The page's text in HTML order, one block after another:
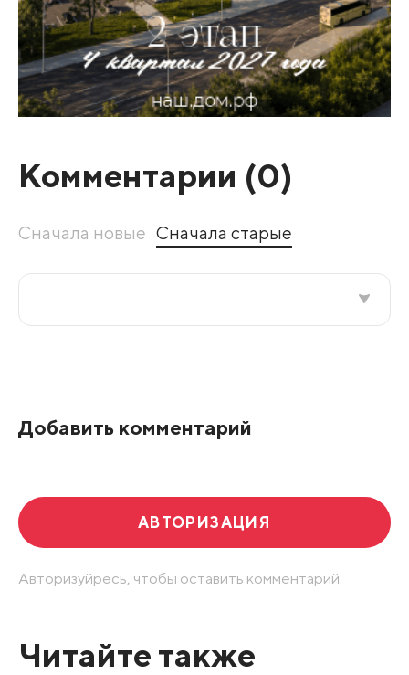
Комментарии (0)
Сначала новые Сначала старые
Добавить комментарий
АВТОРИЗАЦИЯ
Авторизуйресь, чтобы оставить комментарий.
Читайте также